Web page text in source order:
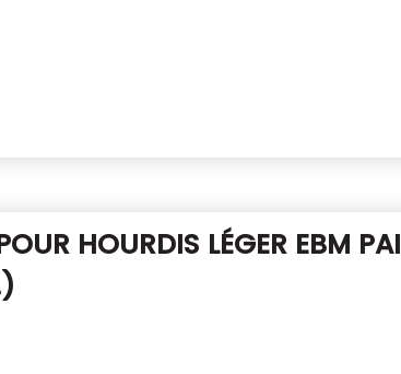
HOURDIS LÉGER EBM PAI